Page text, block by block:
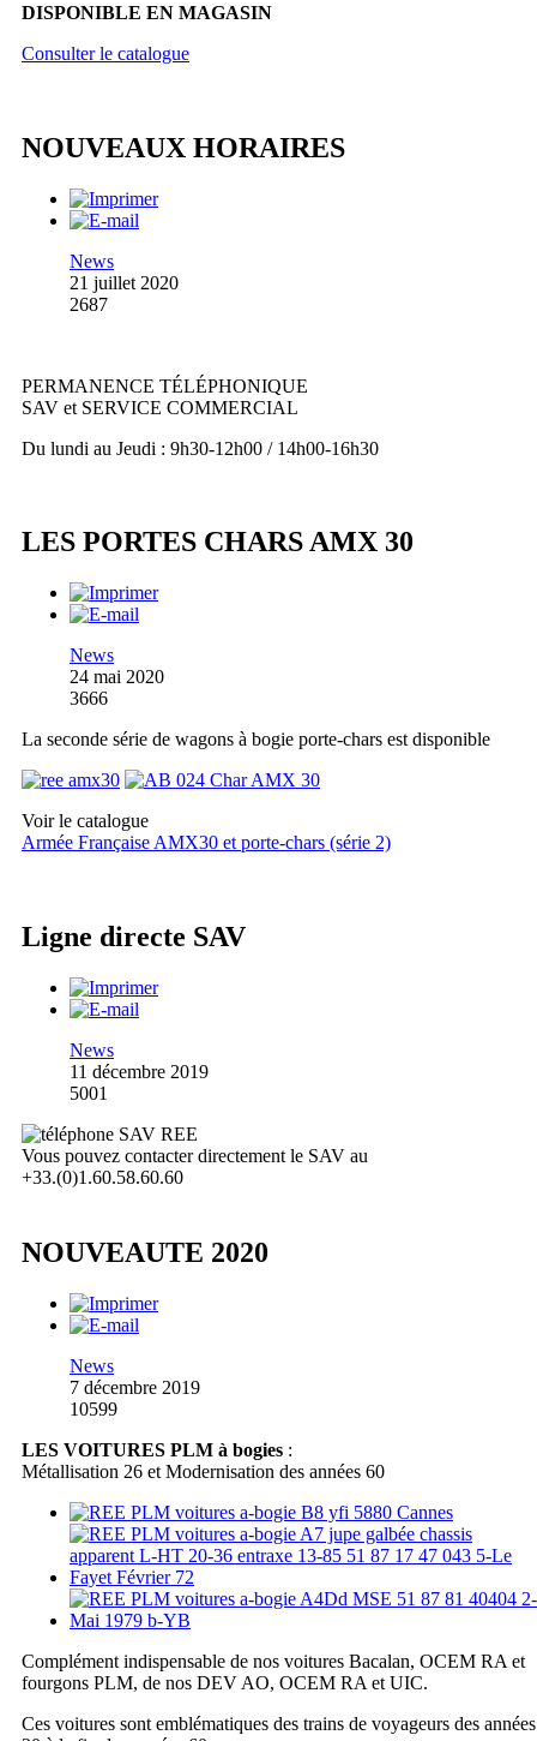
DISPONIBLE EN MAGASIN
Consulter le catalogue
NOUVEAUX HORAIRES
News
21 juillet 2020
2687
PERMANENCE TÉLÉPHONIQUE
SAV et SERVICE COMMERCIAL
Du lundi au Jeudi : 9h30-12h00 / 14h00-16h30
LES PORTES CHARS AMX 30
News
24 mai 2020
3666
La seconde série de wagons à bogie porte-chars est disponible
Voir le catalogue
Armée Française AMX30 et porte-chars (série 2)
Ligne directe SAV
News
11 décembre 2019
5001
Vous pouvez contacter directement le SAV au
+33.(0)1.60.58.60.60
NOUVEAUTE 2020
News
7 décembre 2019
10599
LES VOITURES PLM à bogies :
Métallisation 26 et Modernisation des années 60
Complément indispensable de nos voitures Bacalan, OCEM RA et
fourgons PLM, de nos DEV AO, OCEM RA et UIC.
Ces voitures sont emblématiques des trains de voyageurs des années